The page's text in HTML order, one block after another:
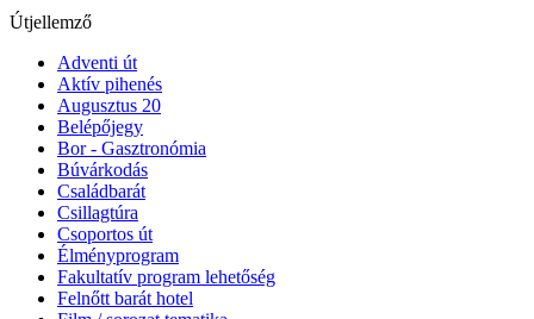
Útjellemző
Adventi út
Aktív pihenés
Augusztus 20
Belépőjegy
Bor - Gasztronómia
Búvárkodás
Családbarát
Csillagtúra
Csoportos út
Élményprogram
Fakultatív program lehetőség
Felnőtt barát hotel